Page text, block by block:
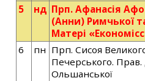
5
нд Прп. Афанасія
(Анни) Римчької
Матері
6
пн Прп. Сисоя
Печерського. Прав.
Ольшанської